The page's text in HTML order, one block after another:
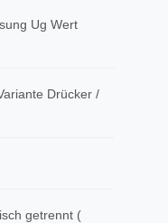
Ug Wert
Drücker /
getrennt (